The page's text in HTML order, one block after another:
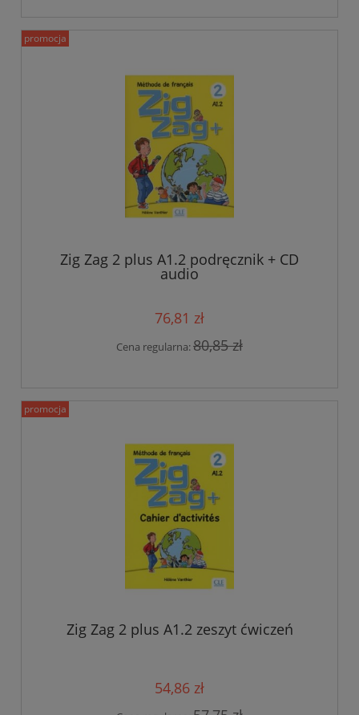
Zig Zag 2 plus A1.2 podręcznik + CD
audio
76,81 zł
Cena regularna:80,85 zł
promocja
Zig Zag 2 plus A1.2 zeszyt ćwiczeń
54,86 zł
promocja